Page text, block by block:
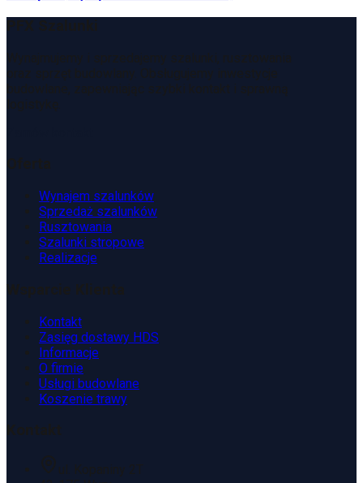
Wynajem szalunków
Sprzedaż szalunków
Rusztowania
Szalunki stropowe
Realizacje
Kontakt
Zasięg dostawy HDS
Informacje
O firmie
Usługi budowlane
Koszenie trawy